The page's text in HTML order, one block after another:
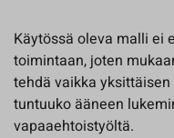
Käytössä oleva malli ei
toimintaan, joten
tehdä vaikka
tuntuuko ääneen
vapaaehtoistyöltä.